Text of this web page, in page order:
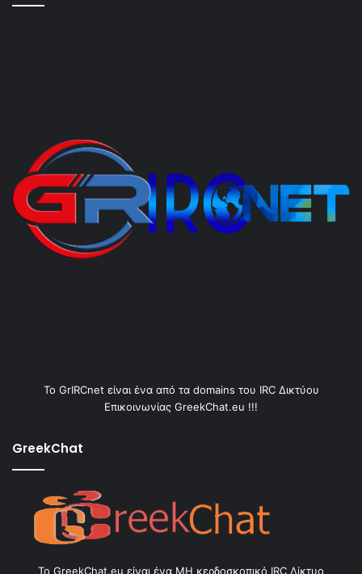
Το GrIRCnet είναι ένα από τα domains του IRC Δικτύου
Επικοινωνίας GreekChat.eu !!!
GreekChat
Το GreekChat.eu είναι ένα ΜΗ κερδοσκοπικό IRC Δίκτυο